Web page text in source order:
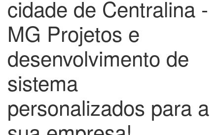
cidade de Centralina -
MG Projetos e
desenvolvimento de
sistema
personalizados para a